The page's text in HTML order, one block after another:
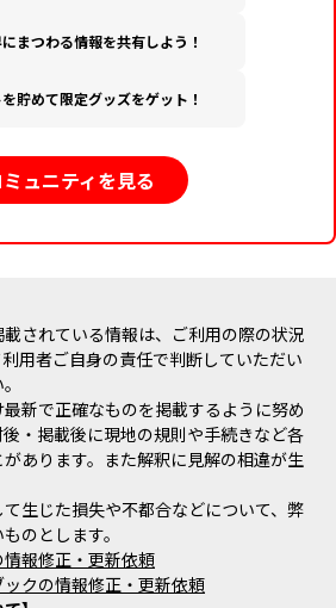
まつわる情報を共有しよう！
貯めて限定グッズをゲット！
ミュニティを見る
されている情報は、ご利用の際の状況
用者ご自身の責任で判断していただい
新で正確なものを掲載するように努め
・掲載後に現地の規則や手続きなど各
あります。また解釈に見解の相違が生
生じた損失や不都合などについて、弊
のとします。
報修正・更新依頼
クの情報修正・更新依頼